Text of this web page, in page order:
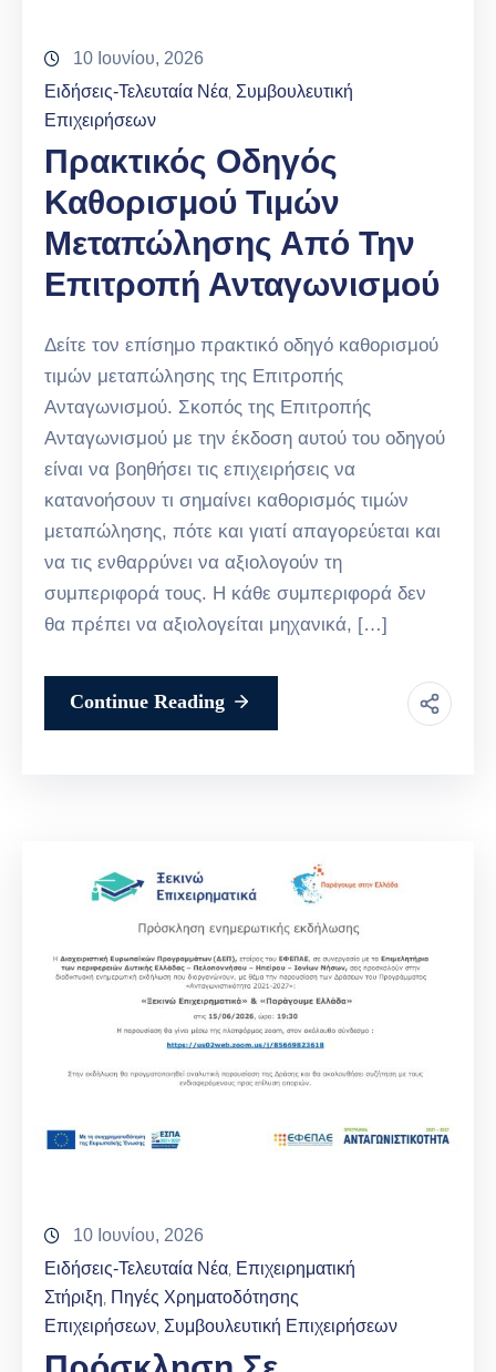
10 Ιουνίου, 2026
Ειδήσεις-Τελευταία Νέα‚ Συμβουλευτική
Επιχειρήσεων
Πρακτικός Οδηγός
Καθορισμού Τιμών
Μεταπώλησης Από Την
Επιτροπή Ανταγωνισμού
Δείτε τον επίσημο πρακτικό οδηγό καθορισμού
τιμών μεταπώλησης της Επιτροπής
Ανταγωνισμού. Σκοπός της Επιτροπής
Ανταγωνισμού με την έκδοση αυτού του οδηγού
είναι να βοηθήσει τις επιχειρήσεις να
κατανοήσουν τι σημαίνει καθορισμός τιμών
μεταπώλησης, πότε και γιατί απαγορεύεται και
να τις ενθαρρύνει να αξιολογούν τη
συμπεριφορά τους. Η κάθε συμπεριφορά δεν
θα πρέπει να αξιολογείται μηχανικά, […]
Continue Reading
10 Ιουνίου, 2026
Ειδήσεις-Τελευταία Νέα Επιχειρηματική
Στήριξη Πηγές Χρηματοδότησης
Επιχειρήσεων Συμβουλευτική Επιχειρήσεων